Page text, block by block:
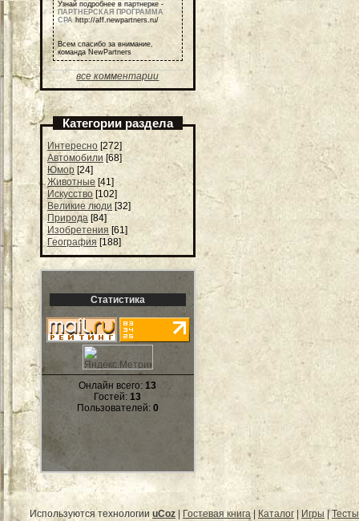
Узнай подробнее в партнерке -
ПАРТНЕРСКАЯ ПРОГРАММА
СРА http://aff.newpartners.ru/
Всем спасибо за внимание,
команда NewPartners
все комментарии
Категории раздела
Интересно [272]
Автомобили [68]
Юмор [24]
Животные [41]
Искусство [102]
Великие люди [32]
Природа [84]
Изобретения [61]
География [188]
Статистика
Онлайн всего:13
Гостей:13
Пользователей: 0
Используются технологии uCoz Гостевая книга| Каталог Игры |Тесты